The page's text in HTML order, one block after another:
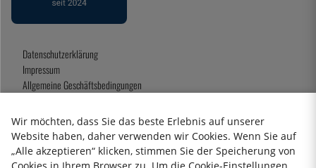
Datenschutzerklärung
Impressum
Allgemeine Geschäftsbedingungen
2026 KitchenLab AB
Wir möchten, dass Sie das beste Erlebnis auf unserer
Website haben, daher verwenden wir Cookies. Wenn Sie auf
„Alle akzeptieren“ klicken, stimmen Sie der Speicherung von